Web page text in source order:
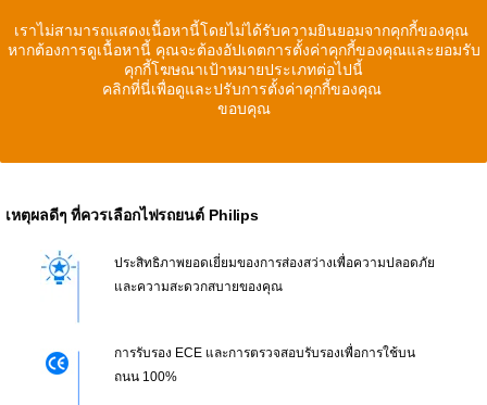
เราไม่สามารถแสดงเนื้อหานี้โดยไม่ได้รับความยินยอมจากคุกกี้ของคุณ
หากต้องการดูเนื้อหานี้ คุณจะต้องอัปเดตการตั้งค่าคุกกี้ของคุณและยอมรับ
คุกกี้โฆษณาเป้าหมายประเภทต่อไปนี้
คลิกที่นี่เพื่อดูและปรับการตั้งค่าคุกกี้ของคุณ
ขอบคุณ
เหตุผลดีๆ ที่ควรเลือกไฟรถยนต์ Philips
ประสิทธิภาพยอดเยี่ยมของการส่องสว่างเพื่อความปลอดภัย
และความสะดวกสบายของคุณ
การรับรอง ECE และการตรวจสอบรับรองเพื่อการใช้บน
ถนน 100%